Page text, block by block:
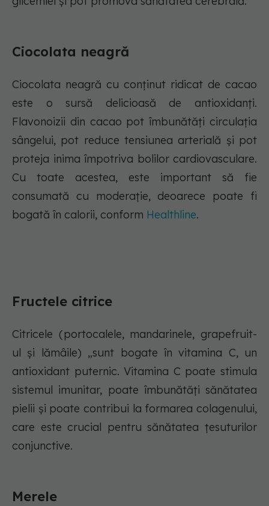
Ciocolata neagră
Ciocolata neagră cu conținut ridicat de cacao
este o sursă delicioasă de antioxidanți.
Flavonoizii din cacao pot îmbunătăți circulația
sângelui, pot reduce tensiunea arterială și pot
proteja inima împotriva bolilor cardiovasculare.
Cu toate acestea, este important să fie
consumată cu moderație, deoarece poate fi
bogată în calorii, conform Healthline.
Fructele citrice
Citricele (portocalele, mandarinele, grapefruit-
ul și lămâile) „sunt bogate în vitamina C, un
antioxidant puternic. Vitamina C poate stimula
sistemul imunitar, poate îmbunătăți sănătatea
pielii și poate contribui la formarea colagenului,
care este crucial pentru sănătatea țesuturilor
conjunctive.
Merele